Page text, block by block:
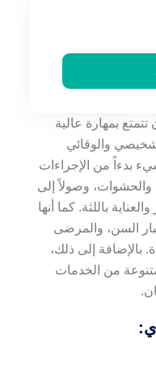
بمهارة عالية
والوقائي
بدءاً من الإجراءات
والحشوات، وصولاً إلى
باللثة. كما أنها
السن، والمرضى
بالإضافة إلى ذلك،
من الخدمات